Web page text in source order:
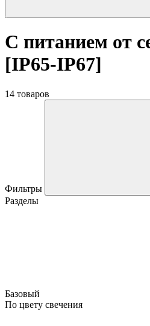
С питанием от
[IP65-IP67]
14 товаров
Фильтры
Разделы
Базовый
По цвету свечения